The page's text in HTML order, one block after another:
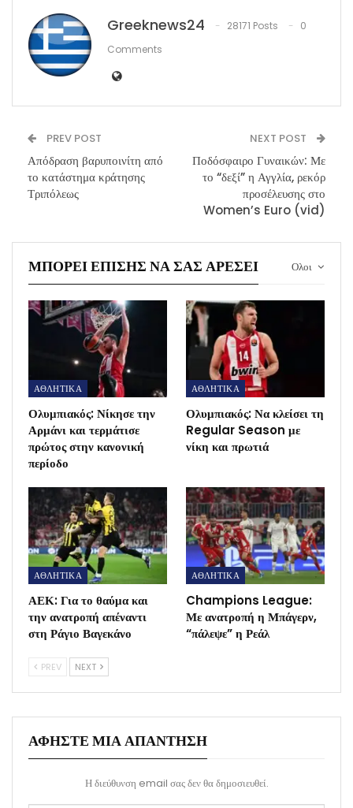
Greeknews24 28171 Posts
0
Comments
PREV POST
Απόδραση βαρυποινίτη από
το κατάστημα κράτησης
Τριπόλεως
NEXT POST
Ποδόσφαιρο Γυναικών: Με
το “δεξί” η Αγγλία, ρεκόρ
προσέλευσης στο
Women’s Euro (vid)
Ολοι
ΜΠΟΡΕΊ ΕΠΊΣΗΣ ΝΑ ΣΑΣ ΑΡΈΣΕΙ
ΑΘΛΗΤΙΚΑ
Ολυμπιακός: Νίκησε την
Αρμάνι και τερμάτισε
πρώτος στην κανονική
περίοδο
ΑΘΛΗΤΙΚΑ
Ολυμπιακός: Να κλείσει τη
Regular Season με
νίκη και πρωτιά
ΑΘΛΗΤΙΚΑ
ΑΕΚ: Για το θαύμα και
την ανατροπή απέναντι
στη Ράγιο Βαγεκάνο
ΑΘΛΗΤΙΚΑ
Champions League:
Με ανατροπή η Μπάγερν,
“πάλεψε” η Ρεάλ
PREV NEXT
ΑΦΉΣΤΕ ΜΙΑ ΑΠΆΝΤΗΣΗ
Η διεύθυνση email σας δεν θα δημοσιευθεί.